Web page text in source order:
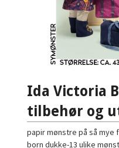
Ida Victoria
tilbehør og
papir mønstre på så mye
born dukke-13 ulike